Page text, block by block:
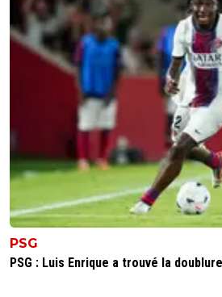
PSG
PSG : Luis Enrique a trouvé la